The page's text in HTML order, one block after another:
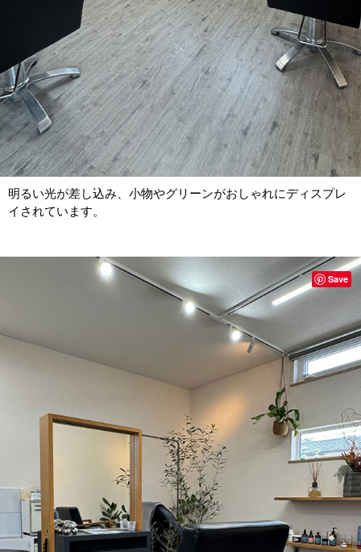
明るい光が差し込み、小物やグリーンがおしゃれにディスプレ
イされています。
Save